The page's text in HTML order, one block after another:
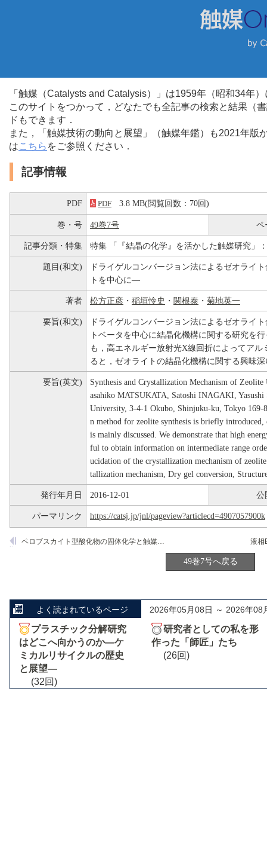
「触媒（Catalysts and Catalysis）」は1959年（昭和34年
このサイトをつかって，どなたでも全記事の検索と結果（
ドもできます．
また，「触媒技術の動向と展望」（触媒年鑑）も2021年
はこちら をご参照ください．
記事情報
PDF PDF 3.8 MB(閲覧回数：70回)
巻・号 49巻7号 ペ
記事分類・特集 特集 「『結晶の化学』を活かした触媒研究」
題目(和文)
ドライゲルコンバージョン法によるゼオライ
トを中心に―
著者 松方正彦 ・ 稲垣怜史 ・ 関根泰 ・ 菊地英一
要旨(和文)
ドライゲルコンバージョン法によるゼオライ
トベータを中心に結晶化機構に関する研究を
も，高エネルギー放射光X線回折によってア
ると，ゼオライトの結晶化機構に関する興味
要旨(英文)
Synthesis and Crystallization Mechanism of
asahiko MATSUKATA, Satoshi INAGAKI,
University, 3-4-1 Okubo, Shinjuku-ku, Tokyo 169-
n method for zeolite synthesis is briefly
is mainly discussed. We demonstrate that high
ful to obtain information on intermediate range
ucidation of the crystallization mechanism of
tallization mechanism, Dry gel conversion,
発行年月日 2016-12-01 公
パーマリンク https://catsj.jp/jnl/pageview?articlecd=4907057900k
ペロブスカイト型酸化物の固体化学と触媒機能
49巻7号へ戻る
よく読まれているページ 2026年05月08日 ～ 2026年08
プラスチック分解研究
はどこへ向かうのか―ケ
ミカルリサイクルの歴史
と展望―
(32回)
研究者としての私を形
作った「師匠」たち
(26回)